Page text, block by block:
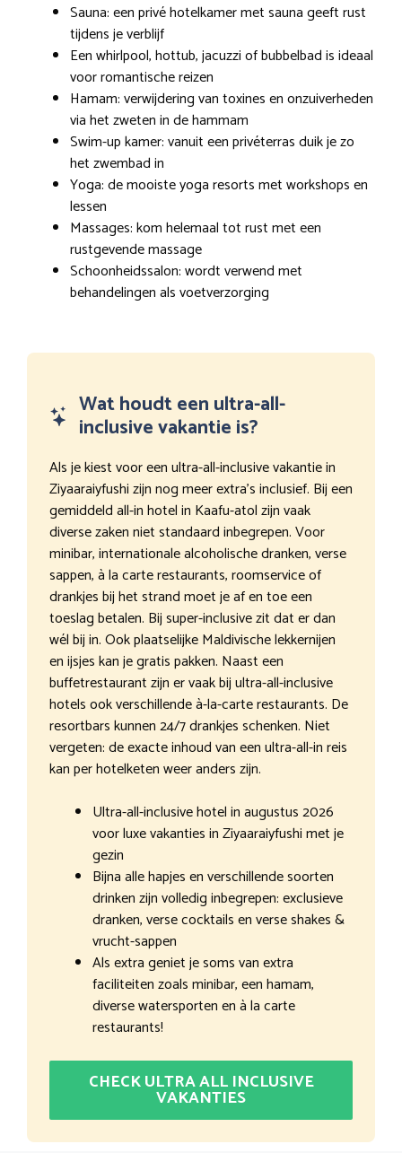
Sauna: een privé hotelkamer met sauna geeft rust
tijdens je verblijf
Een whirlpool, hottub, jacuzzi of bubbelbad is ideaal
voor romantische reizen
Hamam: verwijdering van toxines en onzuiverheden
via het zweten in de hammam
Swim-up kamer: vanuit een privéterras duik je zo
het zwembad in
Yoga: de mooiste yoga resorts met workshops en
lessen
Massages: kom helemaal tot rust met een
rustgevende massage
Schoonheidssalon: wordt verwend met
behandelingen als voetverzorging
Wat houdt een ultra-all-
inclusive vakantie is?
Als je kiest voor een ultra-all-inclusive vakantie in
Ziyaaraiyfushi zijn nog meer extra’s inclusief. Bij een
gemiddeld all-in hotel in Kaafu-atol zijn vaak
diverse zaken niet standaard inbegrepen. Voor
minibar, internationale alcoholische dranken, verse
sappen, à la carte restaurants, roomservice of
drankjes bij het strand moet je af en toe een
toeslag betalen. Bij super-inclusive zit dat er dan
wél bij in. Ook plaatselijke Maldivische lekkernijen
en ijsjes kan je gratis pakken. Naast een
buffetrestaurant zijn er vaak bij ultra-all-inclusive
hotels ook verschillende à-la-carte restaurants. De
resortbars kunnen 24/7 drankjes schenken. Niet
vergeten: de exacte inhoud van een ultra-all-in reis
kan per hotelketen weer anders zijn.
Ultra-all-inclusive hotel in augustus 2026
voor luxe vakanties in Ziyaaraiyfushi met je
gezin
Bijna alle hapjes en verschillende soorten
drinken zijn volledig inbegrepen: exclusieve
dranken, verse cocktails en verse shakes &
vrucht-sappen
Als extra geniet je soms van extra
faciliteiten zoals minibar, een hamam,
diverse watersporten en à la carte
restaurants!
CHECK ULTRA ALL INCLUSIVE
VAKANTIES